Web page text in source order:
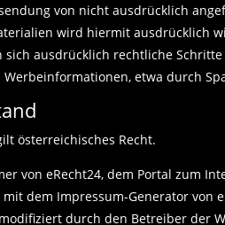
von nicht ausdrücklich
wird hiermit ausdrücklich
sich ausdrücklich rechtliche
Werbeinformationen, etwa durch
österreichisches Recht.
von eRecht24, dem Portal zum
mit dem Impressum-Generator von
durch den Betreiber der